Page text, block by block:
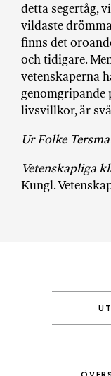
detta segertåg,
vildaste
finns det
och tidigare.
vetenskaperna
genomgripande
livsvillkor, är
Ur Folke
Vetenskapliga
Kungl.